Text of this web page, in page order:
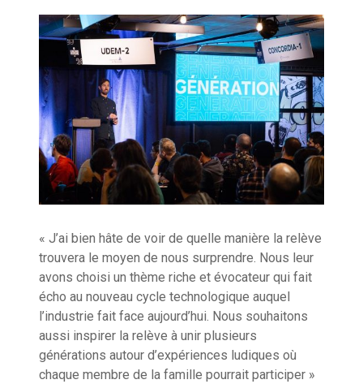
« J’ai bien hâte de voir de quelle manière la relève
trouvera le moyen de nous surprendre. Nous leur
avons choisi un thème riche et évocateur qui fait
écho au nouveau cycle technologique auquel
l’industrie fait face aujourd’hui. Nous souhaitons
aussi inspirer la relève à unir plusieurs
générations autour d’expériences ludiques où
chaque membre de la famille pourrait participer »